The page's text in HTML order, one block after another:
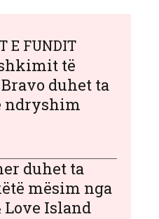
E FUNDIT
të
duhet ta
ndryshim
duhet ta
mësim nga
Love Island